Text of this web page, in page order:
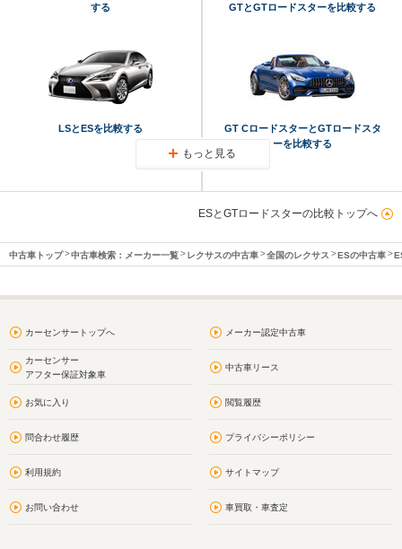
する
LSとESを比較する
GTとGTロードスターを比較する
GT CロードスターとGTロードスタ
ーを比較する
もっと見る
ESとGTロードスターの比較トップへ
中古車トップ 中古車検索：メーカー一覧 レクサスの中古車 全国のレクサス ESの中古車
カーセンサートップへ メーカー認定中古車
カーセンサー
アフター保証対象車
中古車リース
お気に入り 閲覧履歴
問合わせ履歴 プライバシーポリシー
利用規約 サイトマップ
お問い合わせ 車買取・車査定